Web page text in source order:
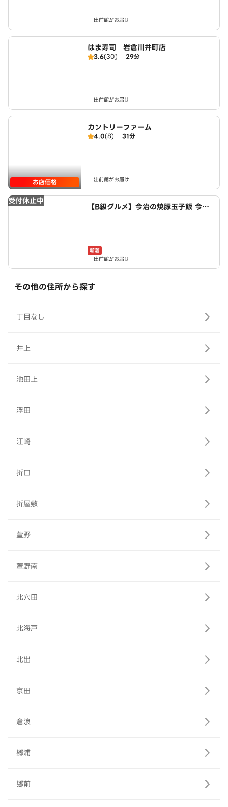
出前館がお届け
はま寿司 岩倉川井町店
3.6(30) 29分
出前館がお届け
お店価格
カントリーファーム
4.0(8) 31分
出前館がお届け
受付休止中
【B級グルメ】今治の焼豚玉子飯 今治
新着
出前館がお届け
その他の住所から探す
丁目なし
井上
池田上
浮田
江崎
折口
折屋敷
萱野
萱野南
北穴田
北海戸
北出
京田
倉浪
郷浦
郷前